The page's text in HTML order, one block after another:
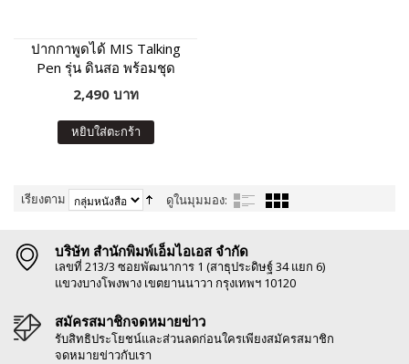
ปากกาพูดได้ MIS Talking
Pen รุ่น ดินสอ พร้อมชุด
หนังสือเสริมภาษา พัฒนา IQ
2,490 บาท
หยิบใส่ตะกร้า
เรียงตาม ดูในมุมมอง:
บริษัท สำนักพิมพ์เอ็มไอเอส จำกัด
เลขที่ 213/3 ซอยพัฒนาการ 1 (สาธุประดิษฐ์ 34 แยก 6)
แขวงบางโพงพาง เขตยานนาวา กรุงเทพฯ 10120
สมัครสมาชิกจดหมายข่าว
รับสิทธิประโยชน์และส่วนลดก่อนใครเพียงสมัครสมาชิก
จดหมายข่าวกับเรา